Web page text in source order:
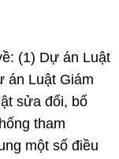
(1) Dự án Luật
án Luật Giám
sửa đổi, bổ
tham
một số điều